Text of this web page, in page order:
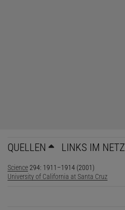
QUELLEN LINKS IM NETZ
Science294: 1911–1914 (2001)
University of California at Santa Cruz